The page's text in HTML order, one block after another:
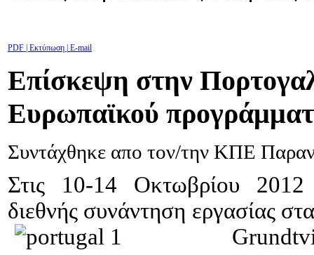
PDF | Εκτύπωση | E-mail
Επίσκεψη στην
Ευρωπαϊκού
Συντάχθηκε απο τον/την ΚΠΕ
Στις 10-14 Οκτωβρίου 2012
διεθνής συνάντηση εργασίας